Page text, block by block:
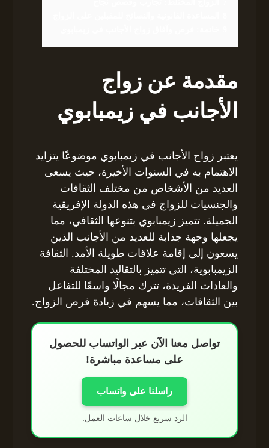
مقدمة عن زواج
الأجانب في زيمبابوي
يعتبر زواج الأجانب في زيمبابوي موضوعًا يتزايد
الاهتمام به في السنوات الأخيرة، حيث يسعى
العديد من الأشخاص من مختلف الثقافات
والجنسيات للزواج في هذه الدولة الإفريقية
الجميلة. تتميز زيمبابوي بتنوعها الثقافي، مما
يجعلها وجهة جذابة للعديد من الأجانب الذين
يسعون إلى إقامة علاقات طويلة الأمد. الثقافة
الزيمبابوية، التي تتميز بالتقاليد المختلفة
والعادات الفريدة، تترك مجالًا واسعًا للتفاعل
بين الثقافات، مما يسهم في زيادة فرص الزواج.
تواصل معنا الآن عبر الواتساب للحصول
على مساعدة مباشرة!
راسلنا على واتساب
الرد سريع خلال ساعات العمل.